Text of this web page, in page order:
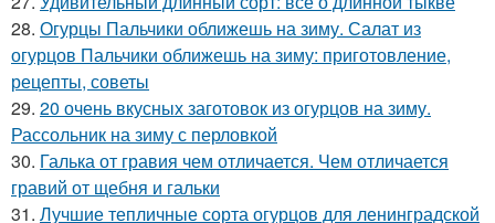
28. Огурцы Пальчики оближешь на зиму. Салат из
огурцов Пальчики оближешь на зиму: приготовление,
рецепты, советы
29. 20 очень вкусных заготовок из огурцов на зиму.
Рассольник на зиму с перловкой
30. Галька от гравия чем отличается. Чем отличается
гравий от щебня и гальки
31. Лучшие тепличные сорта огурцов для ленинградской